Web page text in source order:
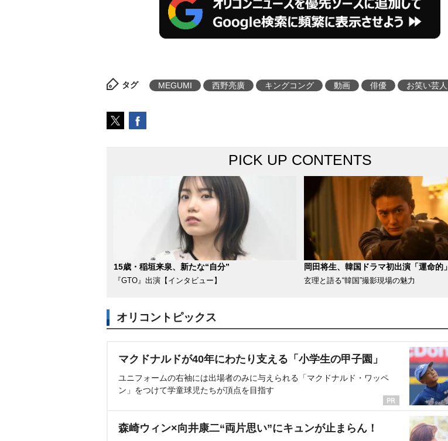
タグ MEGUMI 西野亮廣 キングコング 動画 俳優 お笑い芸人
PICK UP CONTENTS
15歳・稲垣来泉、新たな“自分”
『GTO』出演【インタビュー】
岡田将生、韓国ドラマ初出演「運命的」
玄理と語る“韓国”撮影現場の魅力
オリコントピックス
マクドナルドが40年にわたり支える「小学生の甲子園」
ユニフォームの右袖には出場者のみに与えられる「マクドナルド・ワッペ
ン」をつけて学童球児たちが頂点を目指す
森崎ウィン×向井康二“両片思い”にキュンが止まらん！